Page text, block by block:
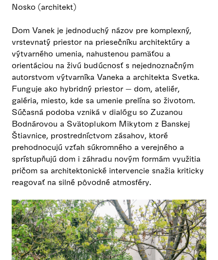
Nosko (architekt)
Dom Vanek je jednoduchý názov pre komplexný,
vrstevnatý priestor na priesečníku architektúry a
výtvarného umenia, nahustenou pamäťou a
orientáciou na živú budúcnosť s nejednoznačným
autorstvom výtvarníka Vaneka a architekta Svetka.
Funguje ako hybridný priestor — dom, ateliér,
galéria, miesto, kde sa umenie prelína so životom.
Súčasná podoba vzniká v dialógu so Zuzanou
Bodnárovou a Svätoplukom Mikytom z Banskej
Štiavnice, prostredníctvom zásahov, ktoré
prehodnocujú vzťah súkromného a verejného a
sprístupňujú dom i záhradu novým formám využitia
pričom sa architektonické intervencie snažia kriticky
reagovať na silné pôvodné atmosféry.